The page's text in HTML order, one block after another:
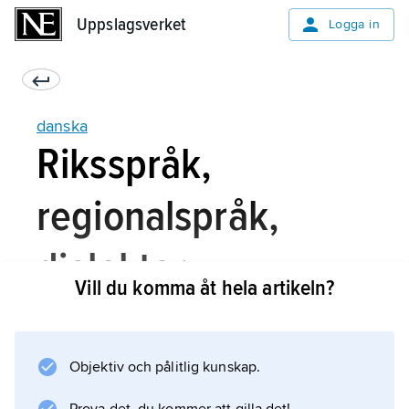
Uppslagsverket Logga in
danska
Riksspråk,
regionalspråk,
dialekter
I sin skrivna form har det danska språket varit
tämligen enhetligt sedan mitten av 1500-talet.
Vill du komma åt hela artikeln?
Objektiv och pålitlig kunskap.